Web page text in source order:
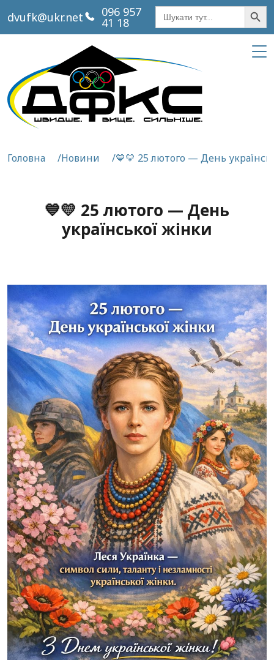
dvufk@ukr.net 096 957
41 18
Шукати: Кнопка
Головна Новини 💙💛 25 лютого — День
💙💛 25 лютого — День
української жінки